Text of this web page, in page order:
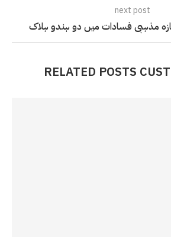
next post
مذہبی فسادات میں دو ہندو ہلاک
RELATED POSTS